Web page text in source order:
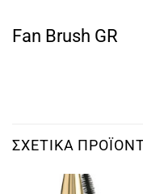
Fan Brush GR
ΣΧΕΤΙΚΆ